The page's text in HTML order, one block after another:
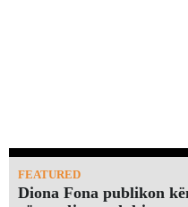
FEATURED
Diona Fona publikon